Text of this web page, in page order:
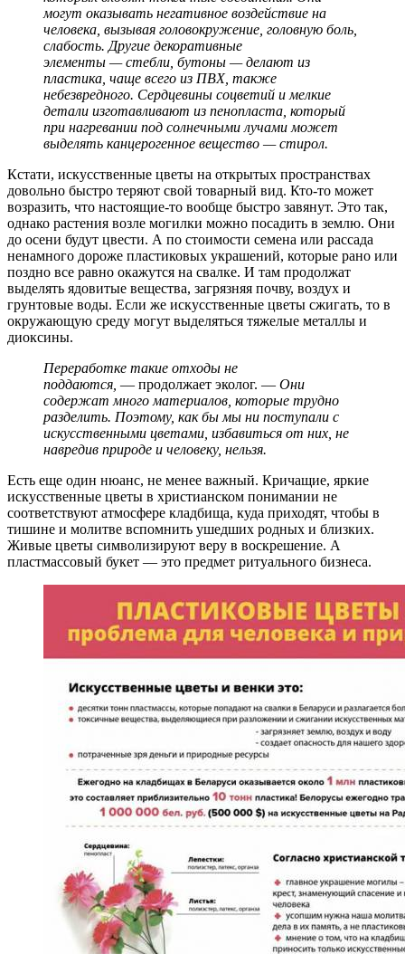
могут оказывать негативное воздействие на
человека, вызывая головокружение, головную боль,
слабость. Другие декоративные
элементы — стебли, бутоны — делают из
пластика, чаще всего из ПВХ, также
небезвредного. Сердцевины соцветий и мелкие
детали изготавливают из пенопласта, который
при нагревании под солнечными лучами может
выделять канцерогенное вещество — стирол.
Кстати, искусственные цветы на открытых пространствах
довольно быстро теряют свой товарный вид. Кто-то может
возразить, что настоящие-то вообще быстро завянут. Это так,
однако растения возле могилки можно посадить в землю. Они
до осени будут цвести. А по стоимости семена или рассада
ненамного дороже пластиковых украшений, которые рано или
поздно все равно окажутся на свалке. И там продолжат
выделять ядовитые вещества, загрязняя почву, воздух и
грунтовые воды. Если же искусственные цветы сжигать, то в
окружающую среду могут выделяться тяжелые металлы и
диоксины.
Переработке такие отходы не
поддаются, — продолжает эколог. — Они
содержат много материалов, которые трудно
разделить. Поэтому, как бы мы ни поступали с
искусственными цветами, избавиться от них, не
навредив природе и человеку, нельзя.
Есть еще один нюанс, не менее важный. Кричащие, яркие
искусственные цветы в христианском понимании не
соответствуют атмосфере кладбища, куда приходят, чтобы в
тишине и молитве вспомнить ушедших родных и близких.
Живые цветы символизируют веру в воскрешение. А
пластмассовый букет — это предмет ритуального бизнеса.